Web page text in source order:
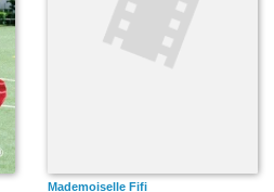
Mademoiselle Fifi